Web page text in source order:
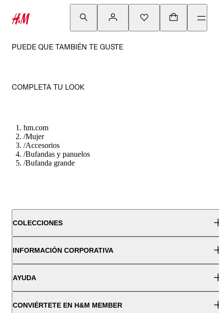
PUEDE QUE TAMBIÉN TE GUSTE
COMPLETA TU LOOK
hm.com
/Mujer
/Accesorios
/Bufandas y panuelos
/Bufanda grande
COLECCIONES
INFORMACIÓN CORPORATIVA
AYUDA
CONVIÉRTETE EN H&M MEMBER